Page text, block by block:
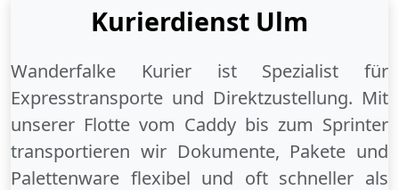
Kurierdienst Ulm
Wanderfalke Kurier ist Spezialist für
Expresstransporte und Direktzustellung. Mit
unserer Flotte vom Caddy bis zum Sprinter
transportieren wir Dokumente, Pakete und
Palettenware flexibel und oft schneller als